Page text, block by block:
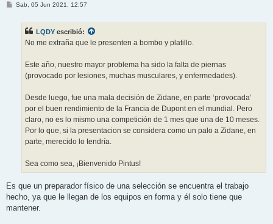
MSab, 05 Jun 2021, 12:57
LQDY escribió:
No me extraña que le presenten a bombo y platillo.
Este año, nuestro mayor problema ha sido la falta de piernas
(provocado por lesiones, muchas musculares, y enfermedades).
Desde luego, fue una mala decisión de Zidane, en parte ‘provocada’
por el buen rendimiento de la Francia de Dupont en el mundial. Pero
claro, no es lo mismo una competición de 1 mes que una de 10 meses.
Por lo que, si la presentacion se considera como un palo a Zidane, en
parte, merecido lo tendría.
Sea como sea, ¡Bienvenido Pintus!
Es que un preparador físico de una selección se encuentra el trabajo
hecho, ya que le llegan de los equipos en forma y él solo tiene que
mantener.